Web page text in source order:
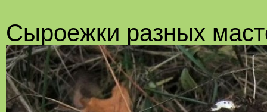
Сыроежки разных